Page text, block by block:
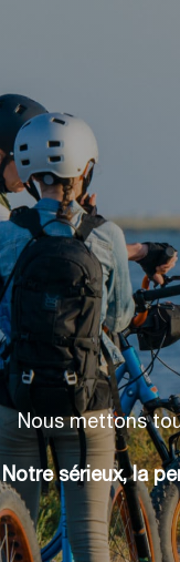
Nous mettons
Notre sérieux, la